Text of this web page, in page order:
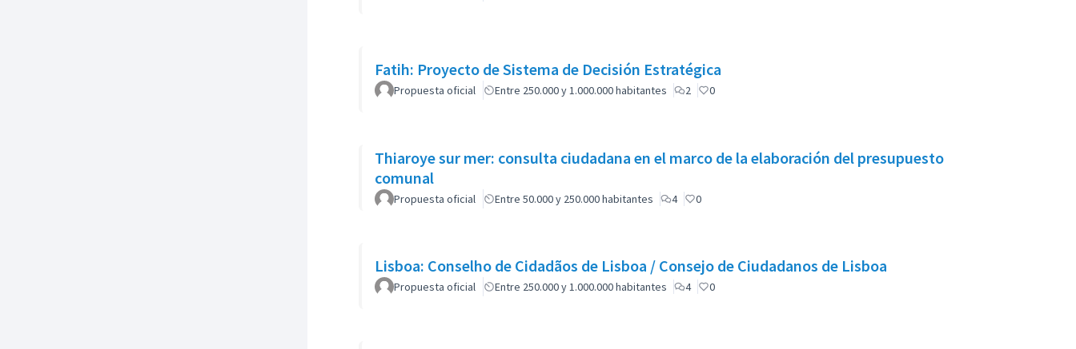
Fatih: Proyecto de Sistema de Decisión Estratégica
Propuesta oficial Entre 250.000 y 1.000.000 habitantes 2 0
Thiaroye sur mer: consulta ciudadana en el marco de la elaboración del presupuesto
comunal
Propuesta oficial Entre 50.000 y 250.000 habitantes 4 0
Lisboa: Conselho de Cidadãos de Lisboa / Consejo de Ciudadanos de Lisboa
Propuesta oficial Entre 250.000 y 1.000.000 habitantes 4 0